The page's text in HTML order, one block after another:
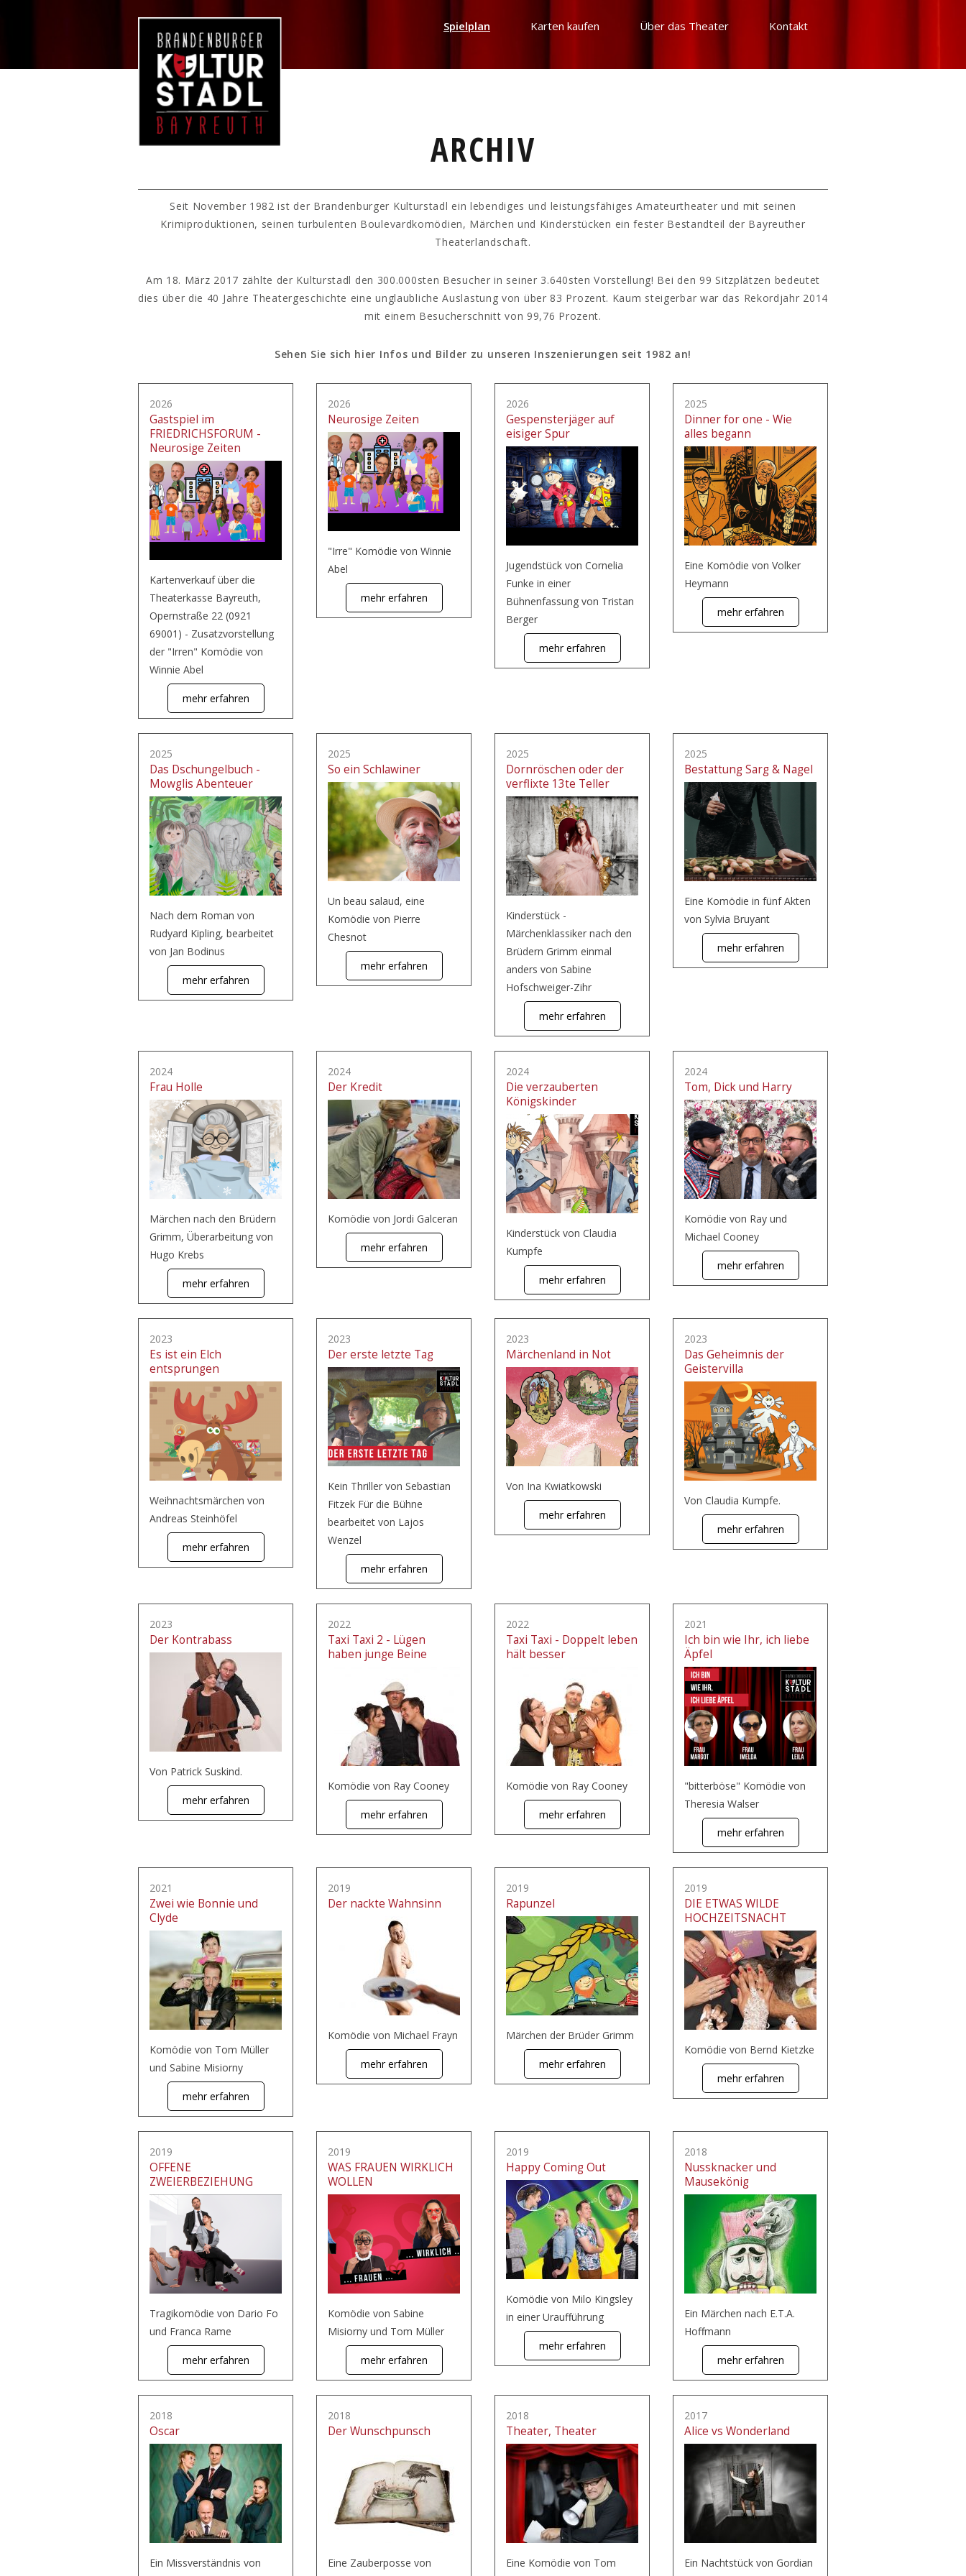
Spielplan Karten kaufen Über das Theater Kontakt
ARCHIV
Seit November 1982 ist der Brandenburger Kulturstadl ein lebendiges und leistungsfähiges Amateurtheater und mit seinen
Krimiproduktionen, seinen turbulenten Boulevardkomödien, Märchen und Kinderstücken ein fester Bestandteil der Bayreuther
Theaterlandschaft.
Am 18. März 2017 zählte der Kulturstadl den 300.000sten Besucher in seiner 3.640sten Vorstellung! Bei den 99 Sitzplätzen bedeutet
dies über die 40 Jahre Theatergeschichte eine unglaubliche Auslastung von über 83 Prozent. Kaum steigerbar war das Rekordjahr 2014
mit einem Besucherschnitt von 99,76 Prozent.
Sehen Sie sich hier Infos und Bilder zu unseren Inszenierungen seit 1982 an!
2026
Gastspiel im
FRIEDRICHSFORUM -
Neurosige Zeiten
Kartenverkauf über die
Theaterkasse Bayreuth,
Opernstraße 22 (0921
69001) - Zusatzvorstellung
der "Irren" Komödie von
Winnie Abel
mehr erfahren
2026
Neurosige Zeiten
"Irre" Komödie von Winnie
Abel
mehr erfahren
2026
Gespensterjäger auf
eisiger Spur
Jugendstück von Cornelia
Funke in einer
Bühnenfassung von Tristan
Berger
mehr erfahren
2025
Dinner for one - Wie
alles begann
Eine Komödie von Volker
Heymann
mehr erfahren
2025
Das Dschungelbuch -
Mowglis Abenteuer
Nach dem Roman von
Rudyard Kipling, bearbeitet
von Jan Bodinus
mehr erfahren
2025
So ein Schlawiner
Un beau salaud, eine
Komödie von Pierre
Chesnot
mehr erfahren
2025
Dornröschen oder der
verflixte 13te Teller
Kinderstück -
Märchenklassiker nach den
Brüdern Grimm einmal
anders von Sabine
Hofschweiger-Zihr
mehr erfahren
2025
Bestattung Sarg & Nagel
Eine Komödie in fünf Akten
von Sylvia Bruyant
mehr erfahren
2024
Frau Holle
Märchen nach den Brüdern
Grimm, Überarbeitung von
Hugo Krebs
mehr erfahren
2024
Der Kredit
Komödie von Jordi Galceran
mehr erfahren
2024
Die verzauberten
Königskinder
Kinderstück von Claudia
Kumpfe
mehr erfahren
2024
Tom, Dick und Harry
Komödie von Ray und
Michael Cooney
mehr erfahren
2023
Es ist ein Elch
entsprungen
Weihnachtsmärchen von
Andreas Steinhöfel
mehr erfahren
2023
Der erste letzte Tag
Kein Thriller von Sebastian
Fitzek Für die Bühne
bearbeitet von Lajos
Wenzel
mehr erfahren
2023
Märchenland in Not
Von Ina Kwiatkowski
mehr erfahren
2023
Das Geheimnis der
Geistervilla
Von Claudia Kumpfe.
mehr erfahren
2023
Der Kontrabass
Von Patrick Suskind.
mehr erfahren
2022
Taxi Taxi 2 - Lügen
haben junge Beine
Komödie von Ray Cooney
mehr erfahren
2022
Taxi Taxi - Doppelt leben
hält besser
Komödie von Ray Cooney
mehr erfahren
2021
Ich bin wie Ihr, ich liebe
Äpfel
"bitterböse" Komödie von
Theresia Walser
mehr erfahren
2021
Zwei wie Bonnie und
Clyde
Komödie von Tom Müller
und Sabine Misiorny
mehr erfahren
2019
Der nackte Wahnsinn
Komödie von Michael Frayn
mehr erfahren
2019
Rapunzel
Märchen der Brüder Grimm
mehr erfahren
2019
DIE ETWAS WILDE
HOCHZEITSNACHT
Komödie von Bernd Kietzke
mehr erfahren
2019
OFFENE
ZWEIERBEZIEHUNG
Tragikomödie von Dario Fo
und Franca Rame
mehr erfahren
2019
WAS FRAUEN WIRKLICH
WOLLEN
Komödie von Sabine
Misiorny und Tom Müller
mehr erfahren
2019
Happy Coming Out
Komödie von Milo Kingsley
in einer Uraufführung
mehr erfahren
2018
Nussknacker und
Mausekönig
Ein Märchen nach E.T.A.
Hoffmann
mehr erfahren
2018
Oscar
Ein Missverständnis von
2018
Der Wunschpunsch
Eine Zauberposse von
2018
Theater, Theater
Eine Komödie von Tom
2017
Alice vs Wonderland
Ein Nachtstück von Gordian